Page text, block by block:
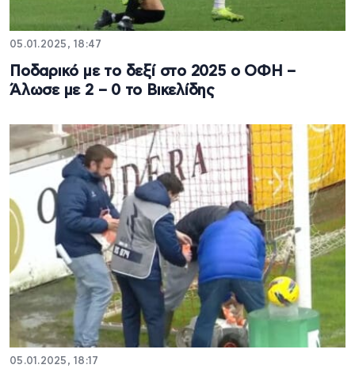
05.01.2025, 18:47
Ποδαρικό με το δεξί στο 2025 ο ΟΦΗ –
Άλωσε με 2 – 0 το Βικελίδης
05.01.2025, 18:17